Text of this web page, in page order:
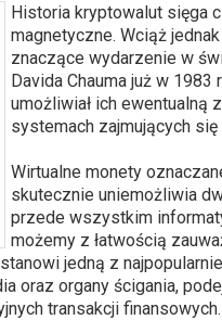
Historia kryptowalut sięga
magnetyczne. Wciąż
znaczące wydarzenie w
Davida Chauma już w
umożliwiał ich ewentualną
systemach zajmujących
Wirtualne monety
skutecznie uniemożliwia
przede wszystkim
możemy z łatwością
jedną z
oraz organy ścigania,
transakcji finansowych.